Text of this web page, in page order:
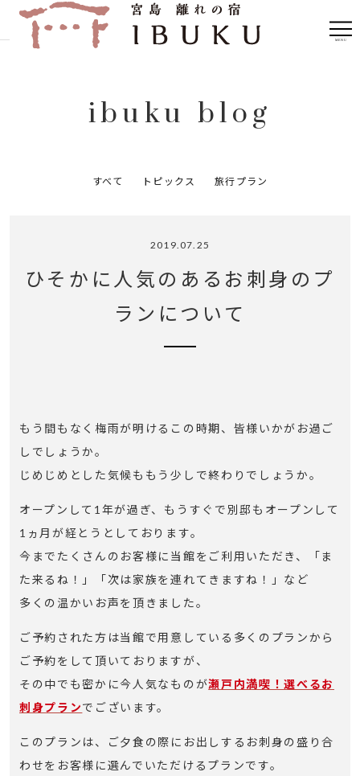
ibuku blog
すべて トピックス 旅行プラン
2019.07.25
ひそかに人気のあるお刺身のプ
ランについて
もう間もなく梅雨が明けるこの時期、皆様いかがお過ご
しでしょうか。
じめじめとした気候ももう少しで終わりでしょうか。
オープンして1年が過ぎ、もうすぐで別邸もオープンして
1ヵ月が経とうとしております。
今までたくさんのお客様に当館をご利用いただき、「ま
た来るね！」「次は家族を連れてきますね！」など
多くの温かいお声を頂きました。
ご予約された方は当館で用意している多くのプランから
ご予約をして頂いておりますが、
その中でも密かに今人気なものが瀬戸内満喫！選べるお
刺身プランでございます。
このプランは、ご夕食の際にお出しするお刺身の盛り合
わせをお客様に選んでいただけるプランです。